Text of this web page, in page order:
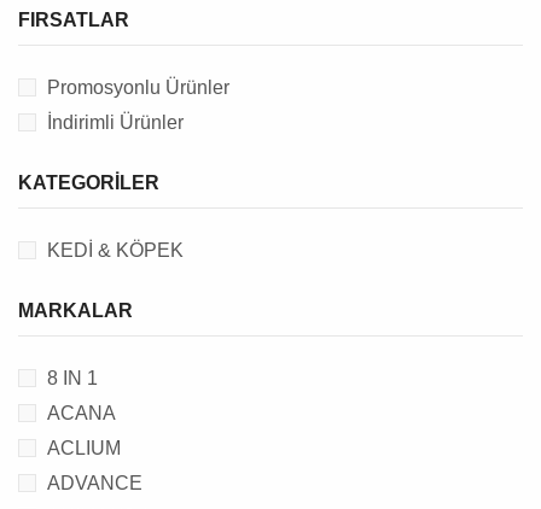
FIRSATLAR
Promosyonlu Ürünler
İndirimli Ürünler
KATEGORILER
KEDİ & KÖPEK
MARKALAR
8 IN 1
ACANA
ACLIUM
ADVANCE